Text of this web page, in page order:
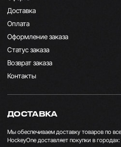
Доставка
Оплата
Оформление заказа
Статус заказа
Возврат заказа
Контакты
ДОСТАВКА
Мы обеспечиваем доставку товаров по
HockeyOne доставляет покупки в городах: